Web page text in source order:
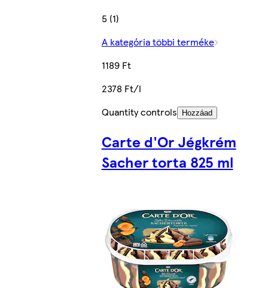
5 (1)
A kategória többi terméke
1189 Ft
2378 Ft/l
Quantity controls
Hozzáad
Carte d'Or Jégkrém
Sacher torta 825 ml